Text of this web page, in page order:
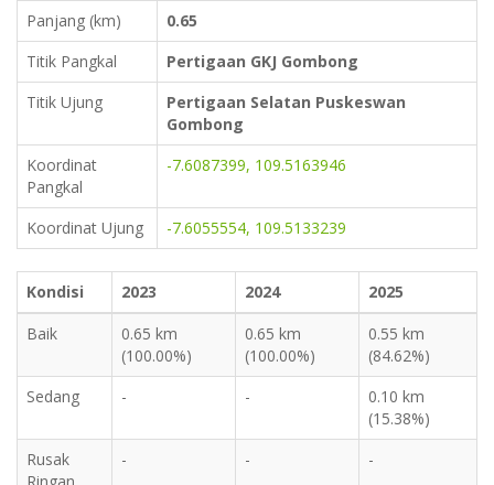
Panjang (km)
0.65
Titik Pangkal
Pertigaan GKJ Gombong
Titik Ujung
Pertigaan Selatan Puskeswan
Gombong
Koordinat
Pangkal
-7.6087399, 109.5163946
Koordinat Ujung -7.6055554, 109.5133239
Kondisi 2023 2024
2025
Baik
0.65 km
(100.00%)
0.65 km
(100.00%)
0.55 km
(84.62%)
Sedang
- -
0.10 km
(15.38%)
Rusak
- - -